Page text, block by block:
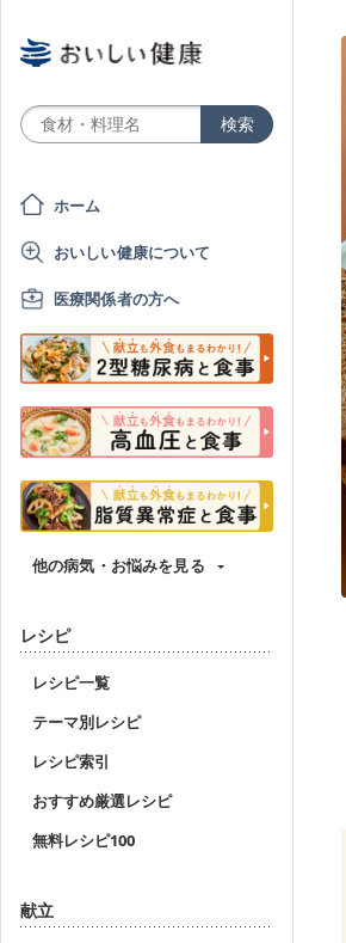
ホーム
おいしい健康について
医療関係者の方へ
他の病気・お悩みを見る
レシピ
レシピ一覧
テーマ別レシピ
レシピ索引
おすすめ厳選レシピ
無料レシピ100
献立